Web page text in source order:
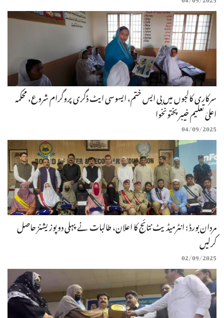
سرکاری کالجوں میں بی ایس ختم، ایسوسی ایٹ ڈگری پروگرام شروع، محکمہ
اعلیٰ تعلیم خیبرپختونخوا
04/09/2025
مردان بورڈ : انٹرمیڈیٹ نتائج کا اعلان، طالبات نے پہلی دو پوزیشنز حاصل
کرلیں
02/09/2025